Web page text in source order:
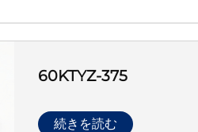
60KTYZ-375
続きを読む